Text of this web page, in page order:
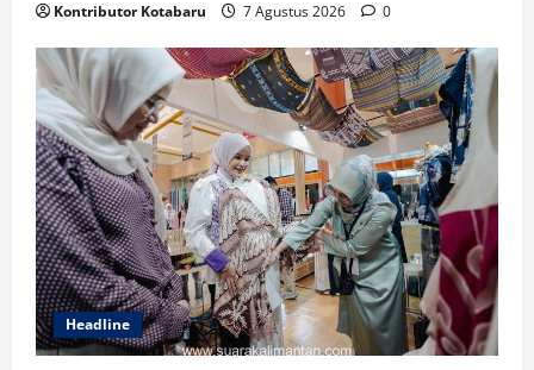
Kontributor Kotabaru 7 Agustus 2026 0
Headline